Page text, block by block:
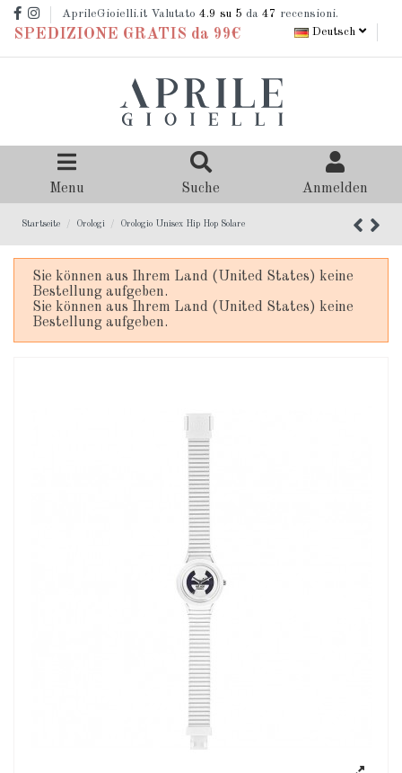
AprileGioielli.it Valutato 4.9 su 5 da 47 recensioni.
SPEDIZIONE GRATIS da 99€ Deutsch
Menu Suche Anmelden
Startseite Orologi Orologio Unisex Hip Hop Solare
Sie können aus Ihrem Land (United States) keine
Bestellung aufgeben.
Sie können aus Ihrem Land (United States) keine
Bestellung aufgeben.